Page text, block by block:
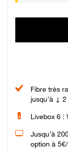
Fibre très
jusqu'à ↓
Livebox 6 :
Jusqu’à
option à